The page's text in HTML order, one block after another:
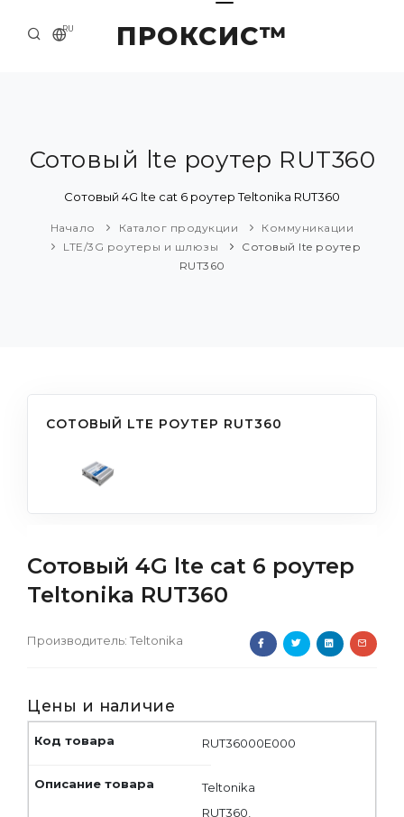
ПРОКСИС™
RU
О КОМПАНИИ
ПРИМЕРЫ И РЕШЕНИЯ
КАТАЛОГ ПРОДУКЦИИ
Сотовый lte роутер RUT360
Сотовый 4G lte cat 6 роутер Teltonika RUT360
Начало Каталог продукции
Коммуникации
LTE/3G роутеры и шлюзы
Сотовый lte роутер
RUT360
СОТОВЫЙ LTE РОУТЕР RUT360
Сотовый 4G lte cat 6 роутер
Teltonika RUT360
Производитель: Teltonika
Цены и наличие
RUT36000E000
Teltonika
RUT360,